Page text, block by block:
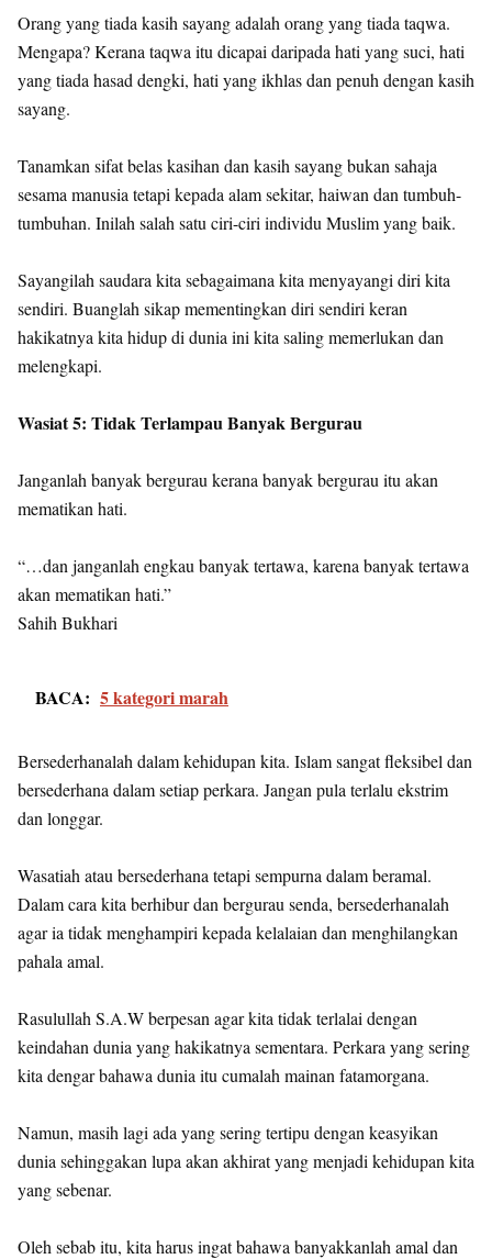
Orang yang tiada kasih sayang adalah orang yang tiada taqwa.
Mengapa? Kerana taqwa itu dicapai daripada hati yang suci, hati
yang tiada hasad dengki, hati yang ikhlas dan penuh dengan kasih
sayang.
Tanamkan sifat belas kasihan dan kasih sayang bukan sahaja
sesama manusia tetapi kepada alam sekitar, haiwan dan tumbuh-
tumbuhan. Inilah salah satu ciri-ciri individu Muslim yang baik.
Sayangilah saudara kita sebagaimana kita menyayangi diri kita
sendiri. Buanglah sikap mementingkan diri sendiri keran
hakikatnya kita hidup di dunia ini kita saling memerlukan dan
melengkapi.
Wasiat 5: Tidak Terlampau Banyak Bergurau
Janganlah banyak bergurau kerana banyak bergurau itu akan
mematikan hati.
“…dan janganlah engkau banyak tertawa, karena banyak tertawa
akan mematikan hati.”
Sahih Bukhari
BACA: 5 kategori marah
Bersederhanalah dalam kehidupan kita. Islam sangat fleksibel dan
bersederhana dalam setiap perkara. Jangan pula terlalu ekstrim
dan longgar.
Wasatiah atau bersederhana tetapi sempurna dalam beramal.
Dalam cara kita berhibur dan bergurau senda, bersederhanalah
agar ia tidak menghampiri kepada kelalaian dan menghilangkan
pahala amal.
Rasulullah S.A.W berpesan agar kita tidak terlalai dengan
keindahan dunia yang hakikatnya sementara. Perkara yang sering
kita dengar bahawa dunia itu cumalah mainan fatamorgana.
Namun, masih lagi ada yang sering tertipu dengan keasyikan
dunia sehinggakan lupa akan akhirat yang menjadi kehidupan kita
yang sebenar.
Oleh sebab itu, kita harus ingat bahawa banyakkanlah amal dan